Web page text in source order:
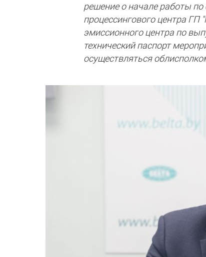
решение о начале работы
процессингового центра ГП
эмиссионного центра по
технический паспорт
осуществляться